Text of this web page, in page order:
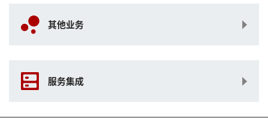
其他业务
服务集成